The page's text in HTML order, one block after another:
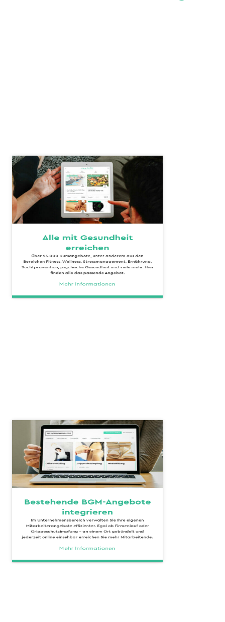
Alle mit Gesundheit
erreichen
Über 25.000 Kursangebote, unter anderem aus den
Bereichen Fitness, Wellness, Stressmanagement, Ernährung,
Suchtprävention, psychische Gesundheit und viele mehr. Hier
finden alle das passende Angebot.
Mehr Informationen
Bestehende BGM-Angebote
integrieren
Im Unternehmensbereich verwalten Sie Ihre eigenen
Mitarbeiterangebote effizienter. Egal ob Firmenlauf oder
Grippeschutzimpfung - an einem Ort gebündelt und
jederzeit online einsehbar erreichen Sie mehr Mitarbeitende.
Mehr Informationen